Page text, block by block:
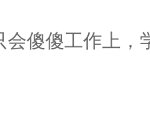
傻傻工作上，